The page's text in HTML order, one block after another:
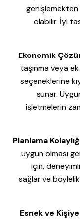
genişlemekten
olabilir. İyi
Ekonomik
taşınma veya
seçeneklerine
sunar.
işletmelerin
Planlama
uygun olması
için,
sağlar ve
Esnek ve